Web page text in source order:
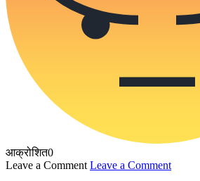
आक्रोशित0
Leave a Comment Leave a Comment